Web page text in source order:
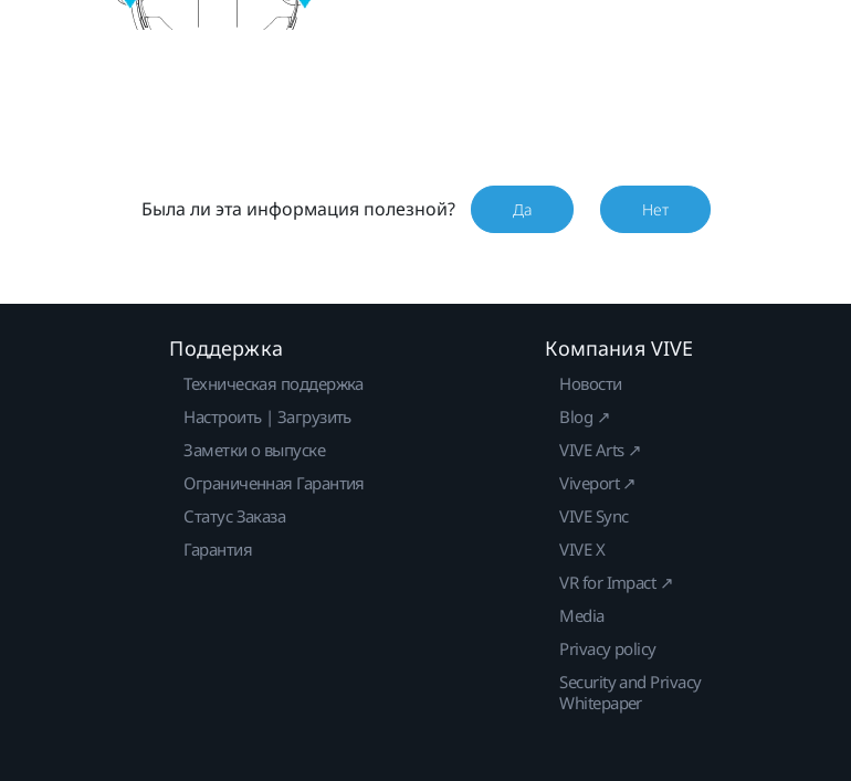
Была ли эта информация полезной? Да Нет
Поддержка
Техническая поддержка
Настроить | Загрузить
Заметки о выпуске
Ограниченная Гарантия
Статус Заказа
Гарантия
Компания VIVE
Новости
Blog ↗
VIVE Arts ↗
Viveport ↗
VIVE Sync
VIVE X
VR for Impact ↗
Media
Privacy policy
Security and Privacy
Whitepaper